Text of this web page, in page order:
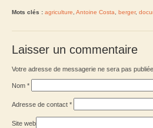
Mots clés : agriculture Antoine Costa berger,
Laisser un commentaire
Votre adresse de messagerie ne sera pas
Nom *
Adresse de contact *
Site web